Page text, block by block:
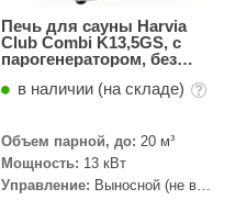
Печь для сауны Harvia
Club Combi K13,5GS, с
парогенератором, без
в наличии (на складе)
Объем парной, до: 20 м³
Мощность: 13 кВт
Управление: Выносной (не в